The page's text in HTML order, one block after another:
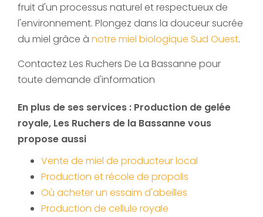
fruit d'un processus naturel et respectueux de
l'environnement. Plongez dans la douceur sucrée
du miel grâce à notre miel biologique Sud Ouest.
Contactez Les Ruchers De La Bassanne pour
toute demande d'information
En plus de ses services : Production de gelée
royale, Les Ruchers de la Bassanne vous
propose aussi
Vente de miel de producteur local
Production et récole de propolis
Où acheter un essaim d'abeilles
Production de cellule royale